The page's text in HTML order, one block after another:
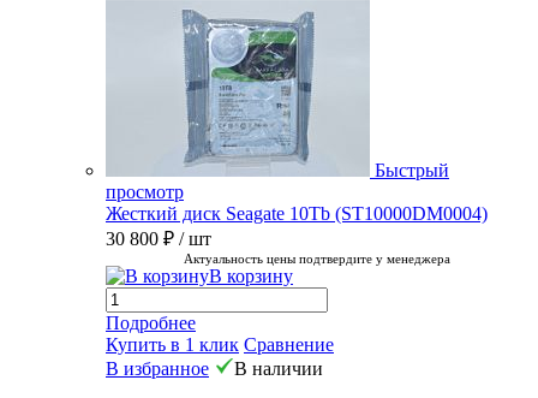
Быстрый
просмотр
Жесткий диск Seagate 10Tb (ST10000DM0004)
30 800 ₽ / шт
Актуальность цены подтвердите у менеджера
В корзину
Подробнее
Купить в 1 клик Сравнение
В избранное
В наличии